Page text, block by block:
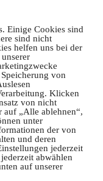
Einige Cookies sind
sind nicht
helfen uns bei der
von
Klicken
von nicht
„Alle ablehnen“,
unter
der von
und deren
jederzeit
abwählen
auf unserer